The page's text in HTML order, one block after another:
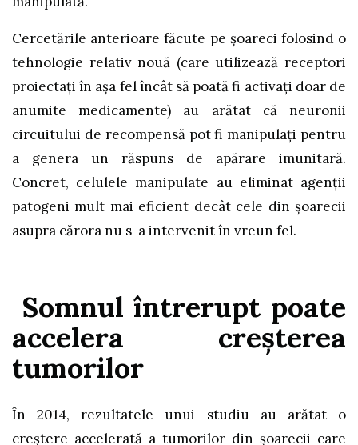
Cercetările anterioare făcute pe șoareci folosind o
tehnologie relativ nouă (care utilizează receptori
proiectați în așa fel încât să poată fi activați doar de
anumite medicamente) au arătat că neuronii
circuitului de recompensă pot fi manipulați pentru
a genera un răspuns de apărare imunitară.
Concret, celulele manipulate au eliminat agenții
patogeni mult mai eficient decât cele din șoarecii
asupra cărora nu s-a intervenit în vreun fel.
Somnul întrerupt poate
accelera creșterea
tumorilor
În 2014, rezultatele unui studiu au arătat o
creștere accelerată a tumorilor din șoarecii care